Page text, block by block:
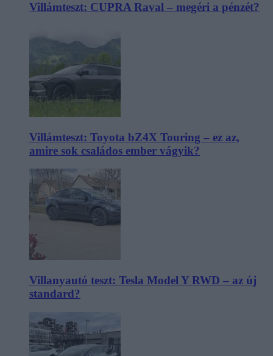
Villámteszt: CUPRA Raval – megéri a pénzét?
Villámteszt: Toyota bZ4X Touring – ez az,
amire sok családos ember vágyik?
Villanyautó teszt: Tesla Model Y RWD – az új
standard?